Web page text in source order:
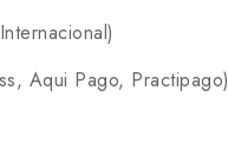
Aqui Pago, Practipago)